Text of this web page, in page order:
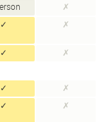
✗
✓ ✗
✓
✗
✓
✗
✓ ✗